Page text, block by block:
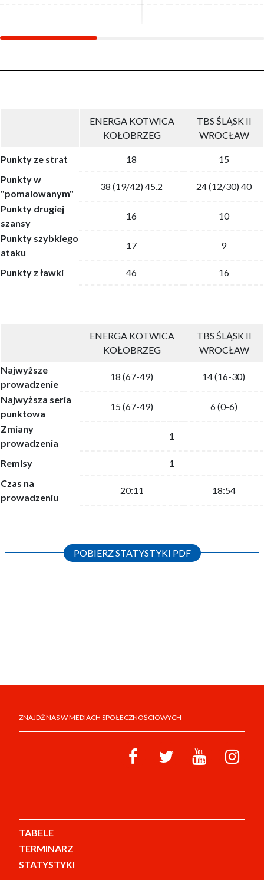
ENERGA KOTWICA
KOŁOBRZEG
TBS ŚLĄSK II
WROCŁAW
Punkty ze strat 18
15
Punkty w
"pomalowanym"
38 (19/42) 45.2
24 (12/30) 40
Punkty drugiej
szansy
16
10
Punkty szybkiego
ataku
17 9
Punkty z ławki 46 16
ENERGA KOTWICA
KOŁOBRZEG
TBS ŚLĄSK II
WROCŁAW
Najwyższe
prowadzenie
18 (67-49) 14 (16-30)
Najwyższa seria
punktowa
15 (67-49)
6 (0-6)
Zmiany
prowadzenia
1
Remisy
1
Czas na
prowadzeniu
20:11 18:54
POBIERZ STATYSTYKI PDF
ZNAJDŹ NAS W MEDIACH SPOŁECZNOŚCIOWYCH
TABELE
TERMINARZ
STATYSTYKI